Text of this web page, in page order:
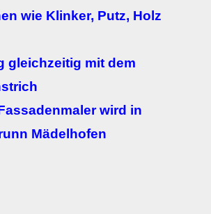
wie Klinker, Putz, Holz
gleichzeitig mit dem
wird in
Mädelhofen